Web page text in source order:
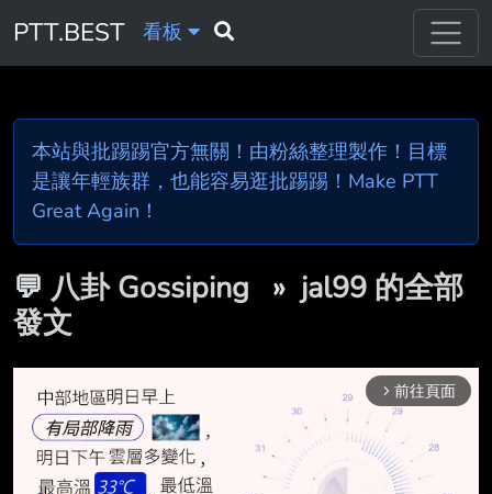
PTT.BEST 看板
本站與批踢踢官方無關！由粉絲整理製作！目標
是讓年輕族群，也能容易逛批踢踢！Make PTT
Great Again！
💬 八卦 Gossiping » jal99 的全部
發文
arrow_forward_ios 前往頁面